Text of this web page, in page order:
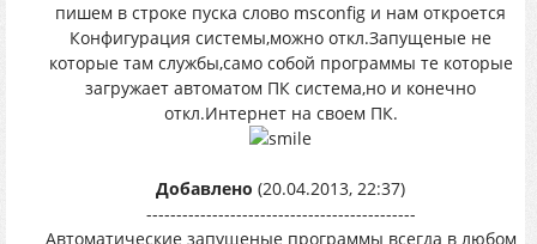
пишем в строке пуска слово msconfig и нам откроется
Конфигурация системы,можно откл.Запущеные не
которые там службы,само собой программы те которые
загружает автоматом ПК система,но и конечно
откл.Интернет на своем ПК.
Добавлено (20.04.2013, 22:37)
---------------------------------------------
Автоматические запущеные программы всегда в любом